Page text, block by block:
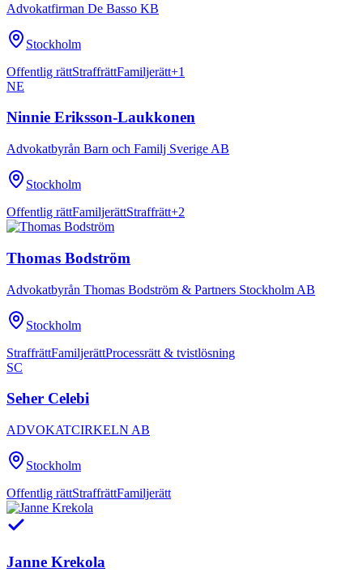
Advokatfirman De Basso KB
Stockholm
Offentlig rättStraffrättFamiljerätt+1
NE
Ninnie Eriksson-Laukkonen
Advokatbyrån Barn och Familj Sverige AB
Stockholm
Offentlig rättFamiljerättStraffrätt+2
Thomas Bodström
Advokatbyrån Thomas Bodström & Partners Stockholm AB
Stockholm
StraffrättFamiljerättProcessrätt & tvistlösning
SC
Seher Celebi
ADVOKATCIRKELN AB
Stockholm
Offentlig rättStraffrättFamiljerätt
Janne Krekola